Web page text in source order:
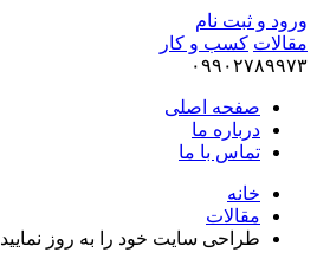
ورود و ثبت نام
مقالات کسب و کار
۰۹۹۰۲۷۸۹۹۷۳
صفحه اصلی
درباره ما
تماس با ما
خانه
مقالات
طراحی سایت خود را به روز نمایید